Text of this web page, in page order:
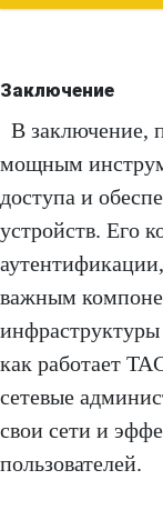
Заключение
В заключение,
мощным
доступа и
устройств. Его
важным
как работает
сетевые
свои сети и
пользователей.